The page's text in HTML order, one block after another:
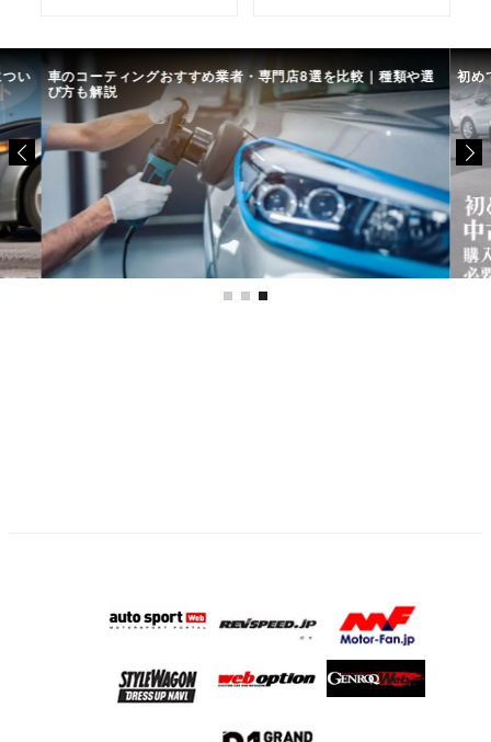
い 車のコーティングおすすめ業者・専門店8選を比較｜種類や選
び方も解説
初め